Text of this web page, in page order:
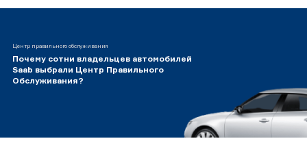
Центр правильного обслуживания
Почему сотни владельцев автомобилей
Saab выбрали Центр Правильного
Обслуживания?